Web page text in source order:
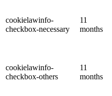
cookielawinfo-
checkbox-necessary
11
months
cookielawinfo-
checkbox-others
11
months